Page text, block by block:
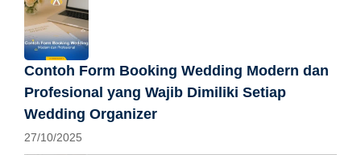
Contoh Form Booking Wedding Modern dan
Profesional yang Wajib Dimiliki Setiap
Wedding Organizer
27/10/2025